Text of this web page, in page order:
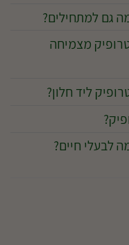
גם למתחילים?
מצמיחה
ליד חלון?
לבעלי חיים?